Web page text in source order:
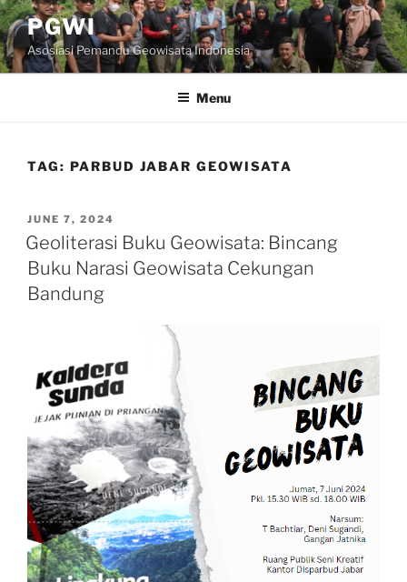
Skip
to
content
PGWI
Asosiasi Pemandu Geowisata Indonesia
Menu
TAG: PARBUD JABAR GEOWISATA
POSTED
ON
JUNE 7, 2024
Geoliterasi Buku Geowisata: Bincang
Buku Narasi Geowisata Cekungan
Bandung